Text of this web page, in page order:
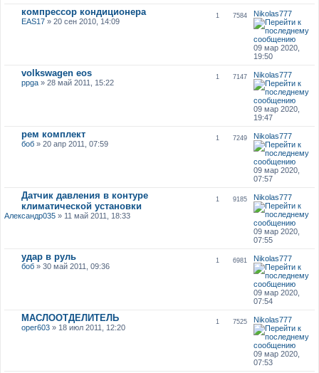
компрессор кондиционера
EAS17» 20 сен 2010, 14:09
1 7584 Nikolas777
09 мар 2020,
19:50
volkswagen eos
ppga» 28 май 2011, 15:22
1 7147 Nikolas777
09 мар 2020,
19:47
рем комплект
боб» 20 апр 2011, 07:59
1 7249 Nikolas777
09 мар 2020,
07:57
Датчик давления в контуре
климатической установки
Александр035» 11 май 2011, 18:33
1 9185 Nikolas777
09 мар 2020,
07:55
удар в руль
боб» 30 май 2011, 09:36
1 6981 Nikolas777
09 мар 2020,
07:54
МАСЛООТДЕЛИТЕЛЬ
oper603» 18 июл 2011, 12:20
1 7525 Nikolas777
09 мар 2020,
07:53